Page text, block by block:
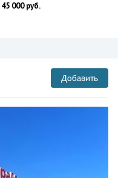
45 000 руб.
Добавить